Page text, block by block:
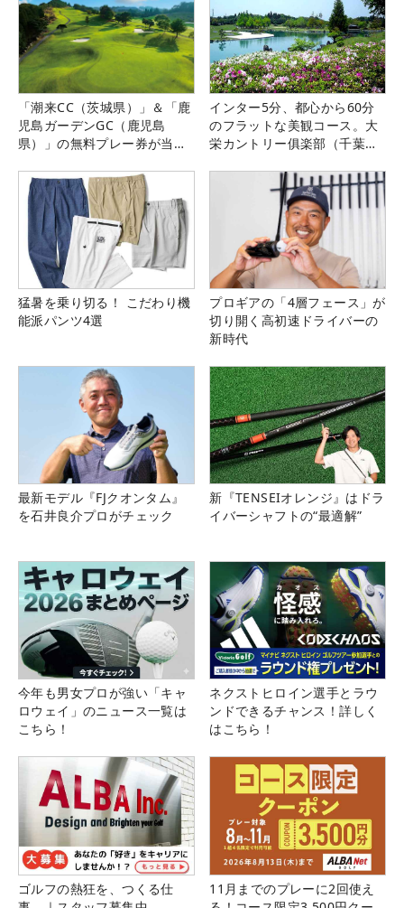
「潮来CC（茨城県）」＆「鹿
児島ガーデンGC（鹿児島
県）」の無料プレー券が当た
インター5分、都心から60分
のフラットな美観コース。大
栄カントリー俱楽部（千葉
猛暑を乗り切る！ こだわり機
能派パンツ4選
プロギアの「4層フェース」が
切り開く高初速ドライバーの
新時代
最新モデル『FJクオンタム』
を石井良介プロがチェック
新『TENSEIオレンジ』はドラ
イバーシャフトの“最適解”
今年も男女プロが強い「キャ
ロウェイ」のニュース一覧は
こちら！
ネクストヒロイン選手とラウ
ンドできるチャンス！詳しく
はこちら！
ゴルフの熱狂を、つくる仕
11月までのプレーに2回使え